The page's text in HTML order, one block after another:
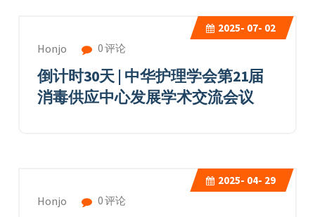
2025- 07- 02
Honjo 0 评论
倒计时30天 | 中华护理学会第21届
消毒供应中心发展学术交流会议
2025- 04- 29
Honjo 0 评论